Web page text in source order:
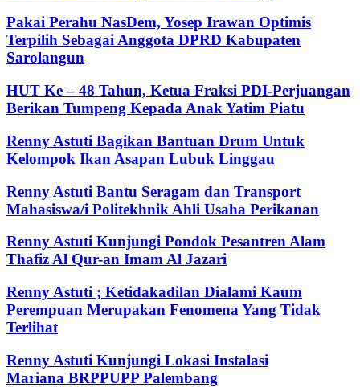
Pakai Perahu NasDem, Yosep Irawan Optimis
Terpilih Sebagai Anggota DPRD Kabupaten
Sarolangun
HUT Ke – 48 Tahun, Ketua Fraksi PDI-Perjuangan
Berikan Tumpeng Kepada Anak Yatim Piatu
Renny Astuti Bagikan Bantuan Drum Untuk
Kelompok Ikan Asapan Lubuk Linggau
Renny Astuti Bantu Seragam dan Transport
Mahasiswa/i Politekhnik Ahli Usaha Perikanan
Renny Astuti Kunjungi Pondok Pesantren Alam
Thafiz Al Qur-an Imam Al Jazari
Renny Astuti ; Ketidakadilan Dialami Kaum
Perempuan Merupakan Fenomena Yang Tidak
Terlihat
Renny Astuti Kunjungi Lokasi Instalasi
Mariana BRPPUPP Palembang